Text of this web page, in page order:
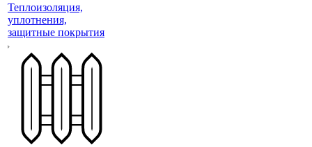
Теплоизоляция,
уплотнения,
защитные покрытия